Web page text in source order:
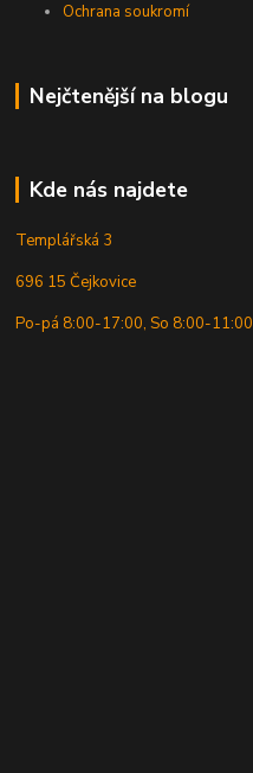
Ochrana soukromí
Nejčtenější na blogu
Kde nás najdete
Templářská 3
696 15 Čejkovice
Po-pá 8:00-17:00, So 8:00-11:00